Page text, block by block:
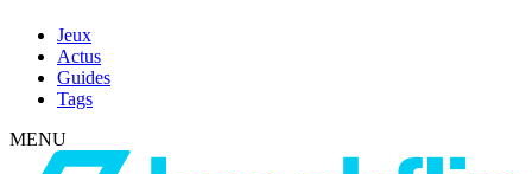
Jeux
Actus
Guides
Tags
MENU